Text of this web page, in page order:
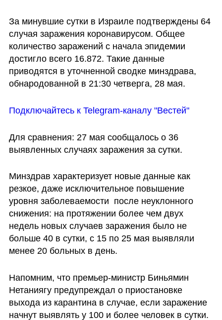
За минувшие сутки в Израиле подтверждены 64
случая заражения коронавирусом. Общее
количество заражений с начала эпидемии
достигло всего 16.872. Такие данные
приводятся в уточненной сводке минздрава,
обнародованной в 21:30 четверга, 28 мая.
Подключайтесь к Telegram-каналу "Вестей"
Для сравнения: 27 мая сообщалось о 36
выявленных случаях заражения за сутки.
Минздрав характеризует новые данные как
резкое, даже исключительное повышение
уровня заболеваемости  после неуклонного
снижения: на протяжении более чем двух
недель новых случаев заражения было не
больше 40 в сутки, с 15 по 25 мая выявляли
менее 20 больных в день.
Напомним, что премьер-министр Биньямин
Нетаниягу предупреждал о приостановке
выхода из карантина в случае, если заражение
начнут выявлять у 100 и более человек в сутки.